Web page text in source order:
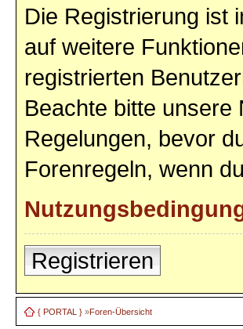
Die Registrierung ist
auf weitere
registrierten
Beachte bitte unsere
Regelungen, bevor
Forenregeln, wenn
Registrieren
{ PORTAL } »Foren-Übersicht